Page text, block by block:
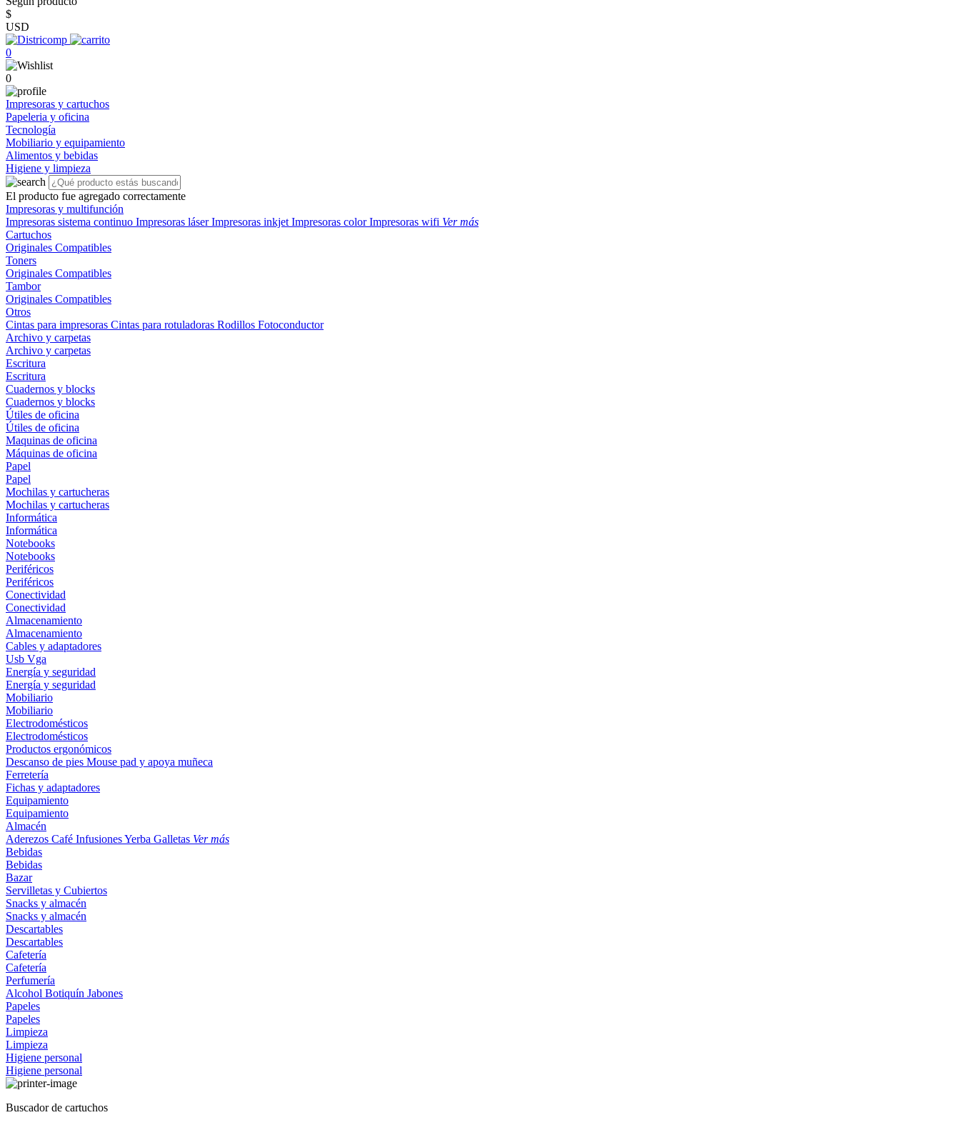
$
USD
0
0
Impresoras y cartuchos
Papeleria y oficina
Tecnología
Mobiliario y equipamiento
Alimentos y bebidas
Higiene y limpieza
El producto fue agregado correctamente
Impresoras y multifunción
Impresoras sistema continuo Impresoras láserImpresoras inkjet Impresoras colorImpresoras wifi Ver más
Cartuchos
Originales Compatibles
Toners
Originales Compatibles
Tambor
Originales Compatibles
Otros
Cintas para impresoras Cintas para rotuladoras Rodillos Fotoconductor
Archivo y carpetas
Archivo y carpetas
Escritura
Escritura
Cuadernos y blocks
Cuadernos y blocks
Útiles de oficina
Útiles de oficina
Maquinas de oficina
Máquinas de oficina
Papel
Papel
Mochilas y cartucheras
Mochilas y cartucheras
Informática
Informática
Notebooks
Notebooks
Periféricos
Periféricos
Conectividad
Conectividad
Almacenamiento
Almacenamiento
Cables y adaptadores
Usb Vga
Energía y seguridad
Energía y seguridad
Mobiliario
Mobiliario
Electrodomésticos
Electrodomésticos
Productos ergonómicos
Descanso de pies Mouse pad y apoya muñeca
Ferretería
Fichas y adaptadores
Equipamiento
Equipamiento
Almacén
Aderezos Café InfusionesYerba Galletas Ver más
Bebidas
Bebidas
Bazar
Servilletas y Cubiertos
Snacks y almacén
Snacks y almacén
Descartables
Descartables
Cafetería
Cafetería
Perfumería
Alcohol Botiquín Jabones
Papeles
Papeles
Limpieza
Limpieza
Higiene personal
Higiene personal
Buscador de cartuchos